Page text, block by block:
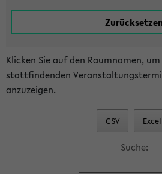
Klicken Sie auf den Raumnamen,
stattfindenden
anzuzeigen.
CSV Excel
Suche: